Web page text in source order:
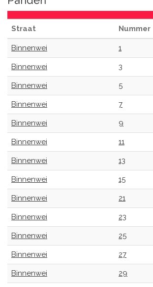
Straat Nummer
Binnenwei 1
Binnenwei 3
Binnenwei 5
Binnenwei 7
Binnenwei 9
Binnenwei 11
Binnenwei 13
Binnenwei 15
Binnenwei 21
Binnenwei 23
Binnenwei 25
Binnenwei 27
Binnenwei 29